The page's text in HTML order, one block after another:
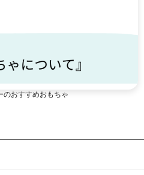
のおすすめおもちゃ